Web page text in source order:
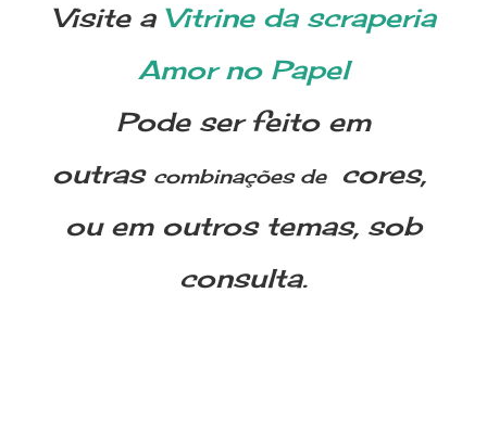
Visite a Vitrine da scraperia
Amor no Papel
Pode ser feito em
outras combinações de
cores,
ou em outros temas, sob
consulta.